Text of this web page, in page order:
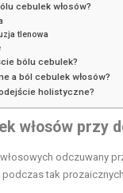
cebulek włosów?
tlenowa
bólu cebulek?
a ból cebulek włosów?
holistyczne?
włosów przy
odczuwany
tak